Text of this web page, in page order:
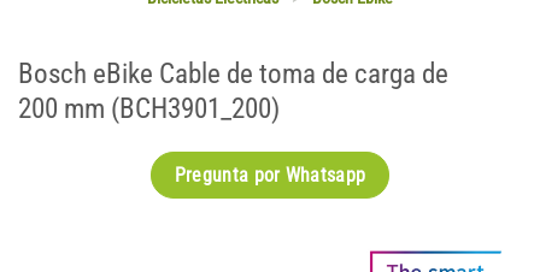
Bosch eBike Cable de toma de carga de
200 mm (BCH3901_200)
Pregunta por Whatsapp